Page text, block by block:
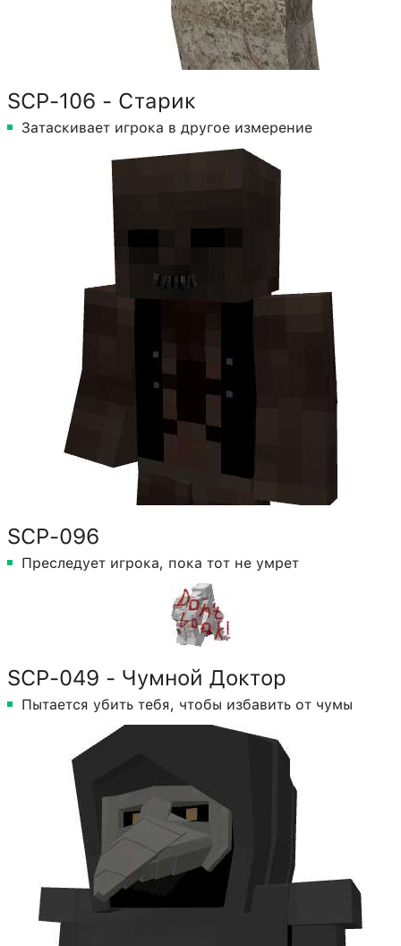
SCP-106 - Старик
Затаскивает игрока в другое измерение
SCP-096
Преследует игрока, пока тот не умрет
SCP-049 - Чумной Доктор
Пытается убить тебя, чтобы избавить от чумы